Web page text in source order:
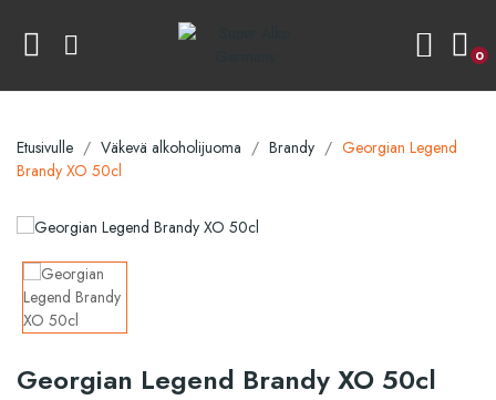
0
Etusivulle Väkevä alkoholijuoma Brandy
Georgian Legend
Brandy XO 50cl
Georgian Legend Brandy XO 50cl